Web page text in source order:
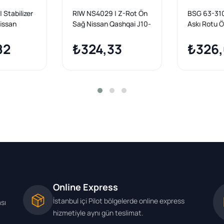
Stabilizer
T31
RIW NS4029 | Z-Rot Ön
Sağ Nissan Qashqai J10-
13
₺324,33
BSG 63-
Askı Rotu
(T31, T32)
DCI:1.6
Online Express
İstanbul içi Pilot bölgelerde online express
hizmetiyle aynı gün teslimat.